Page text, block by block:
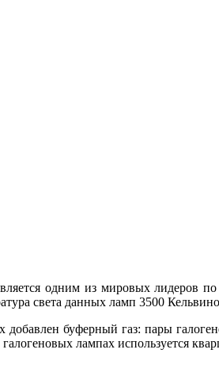
одним из мировых лидеров
света данных ламп 3500
добавлен буферный газ: пары
лампах используется